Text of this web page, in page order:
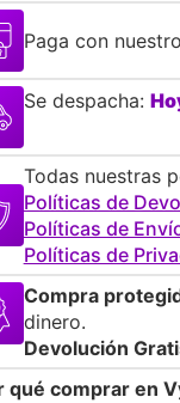
Paga con
Se despacha:
Todas nuestras
Políticas de
Políticas de
Políticas de
Compra
dinero.
Devolución
qué comprar en